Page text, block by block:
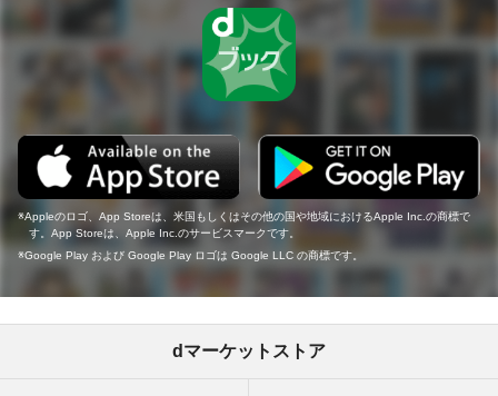
Appleのロゴ、App Storeは、米国もしくはその他の国や地域におけるApple Inc.の商標で
す。App Storeは、Apple Inc.のサービスマークです。
Google Play および Google Play ロゴは Google LLC の商標です。
dマーケットストア